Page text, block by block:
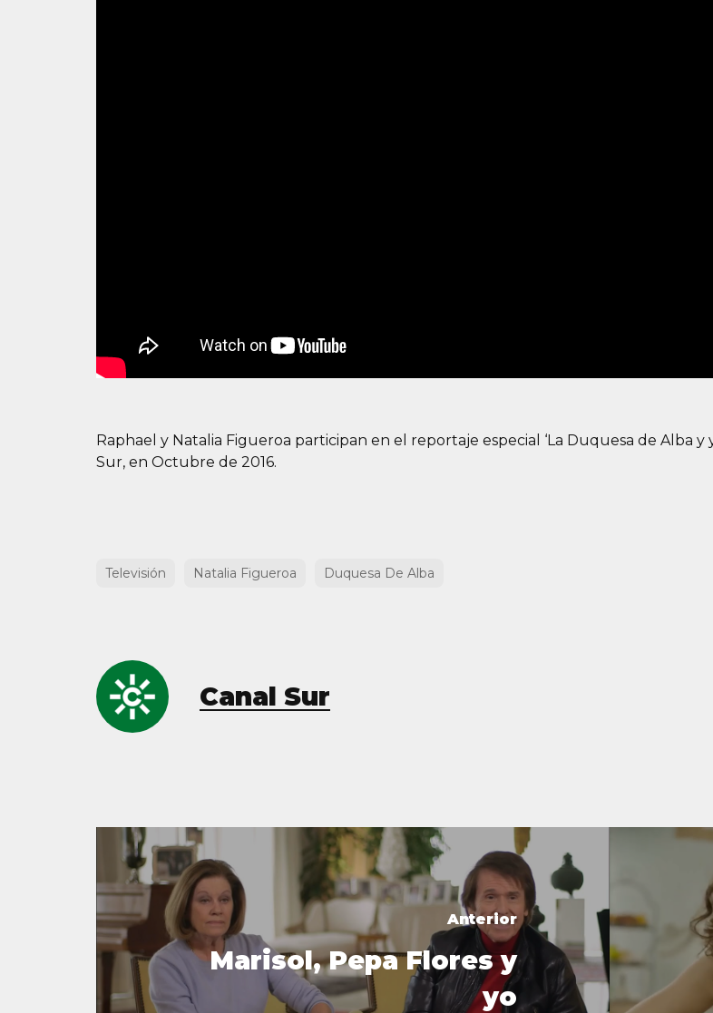
Raphael y Natalia Figueroa participan en el reportaje especial ‘La Duquesa de Alba y
Sur, en Octubre de 2016.
Televisión Natalia Figueroa Duquesa De Alba
Canal Sur
Anterior
Marisol, Pepa Flores y
yo